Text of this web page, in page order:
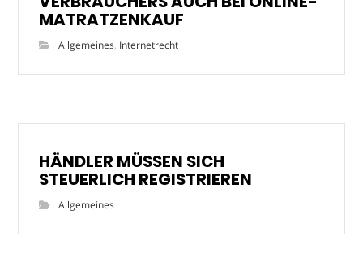
MATRATZENKAUF
Allgemeines, Internetrecht
HÄNDLER MÜSSEN SICH
STEUERLICH REGISTRIEREN
Allgemeines